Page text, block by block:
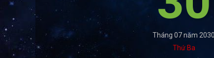
Tháng 07 năm 2030
Thứ Ba